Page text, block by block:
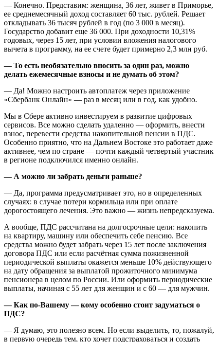
— Конечно. Представим: женщина, 36 лет, живет в Приморье,
ее среднемесячный доход составляет 60 тыс. рублей. Решает
откладывать 36 тысяч рублей в год (по 3 000 в месяц).
Государство добавит еще 36 000. При доходности 10,31%
годовых, через 15 лет, при условии вложения налогового
вычета в программу, на ее счете будет примерно 2,3 млн руб.
— То есть необязательно вносить за один раз, можно
делать ежемесячные взносы и не думать об этом?
— Да! Можно настроить автоплатеж через приложение
«Сбербанк Онлайн» — раз в месяц или в год, как удобно.
Мы в Сбере активно инвестируем в развитие цифровых
сервисов. Все можно сделать удаленно — оформить, внести
взнос, перевести средства накопительной пенсии в ПДС.
Особенно приятно, что на Дальнем Востоке это работает даже
активнее, чем по стране — почти каждый четвертый участник
в регионе подключился именно онлайн.
— А можно ли забрать деньги раньше?
— Да, программа предусматривает это, но в определенных
случаях: в случае потери кормильца или при оплате
дорогостоящего лечения. Это важно — жизнь непредсказуема.
А вообще, ПДС рассчитана на долгосрочные цели: накопить
на квартиру, машину или обеспечить себе пенсию. Все
средства можно будет забрать через 15 лет после заключения
договора ПДС или если расчётная сумма пожизненной
периодической выплаты окажется меньше 10% действующего
на дату обращения за выплатой прожиточного минимума
пенсионера в целом по России. Или оформить периодические
выплаты, начиная с 55 лет для женщин и с 60 — для мужчин.
— Как по-Вашему — кому особенно стоит задуматься о
ПДС?
— Я думаю, это полезно всем. Но если выделить, то, пожалуй,
в первую очередь тем, кто хочет подстраховаться и создать